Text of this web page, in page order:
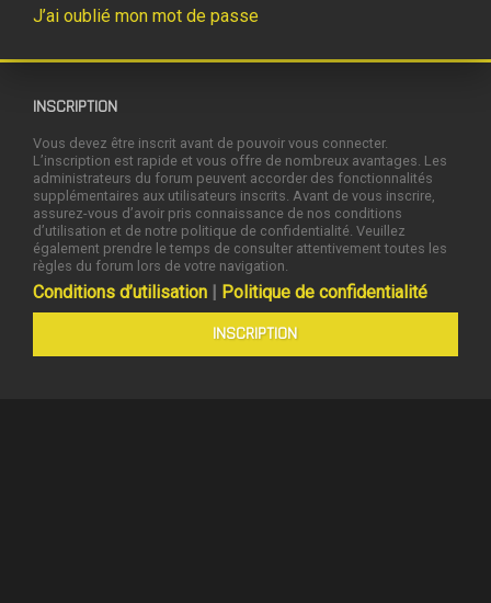
J’ai oublié mon mot de passe
INSCRIPTION
Vous devez être inscrit avant de pouvoir vous connecter.
L’inscription est rapide et vous offre de nombreux avantages. Les
administrateurs du forum peuvent accorder des fonctionnalités
supplémentaires aux utilisateurs inscrits. Avant de vous inscrire,
assurez-vous d’avoir pris connaissance de nos conditions
d’utilisation et de notre politique de confidentialité. Veuillez
également prendre le temps de consulter attentivement toutes les
règles du forum lors de votre navigation.
Conditions d’utilisation | Politique de confidentialité
INSCRIPTION